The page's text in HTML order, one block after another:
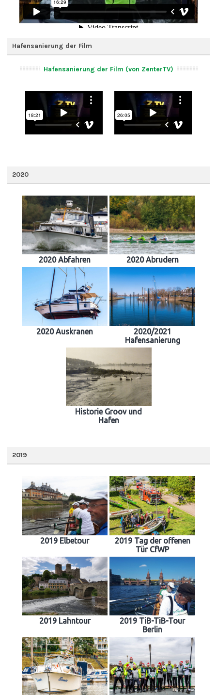
Hafensanierung der Film
Hafensanierung der Film (von ZenterTV)
2020
2020 Abfahren 2020 Abrudern
2020 Auskranen
2020/2021
Hafensanierung
Historie Groov und
Hafen
2019
2019 Elbetour
2019 Tag der offenen
Tür CfWP
2019 Lahntour
2019 TiB-TiB-Tour
Berlin